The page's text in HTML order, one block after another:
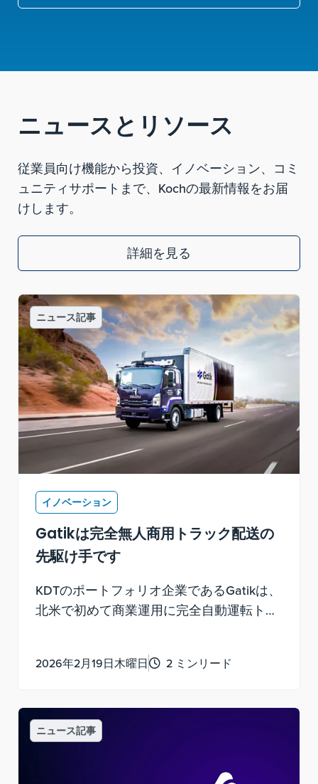
ニュースとリソース
従業員向け機能から投資、イノベーション、コミ
ュニティサポートまで、Kochの最新情報をお届
けします。
詳細を見る
ニュース記事
イノベーション
Gatikは完全無人商用トラック配送の
先駆け手です
KDTのポートフォリオ企業であるGatikは、
北米で初めて商業運用に完全自動運転トラ
2026年2月19日木曜日 2 ミンリード
ニュース記事